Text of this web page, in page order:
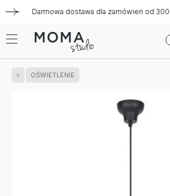
Darmowa dostawa dla zamówień od 300 zł
OŚWIETLENIE